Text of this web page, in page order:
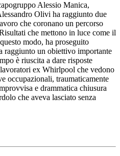
Alessio Manica,
Olivi ha raggiunto due
che coronano un percorso
che mettono in luce come il
modo, ha proseguito
raggiunto un obiettivo importante
è riuscita a dare risposte
ex Whirlpool che vedono
occupazionali, traumaticamente
e drammatica chiusura
che aveva lasciato senza